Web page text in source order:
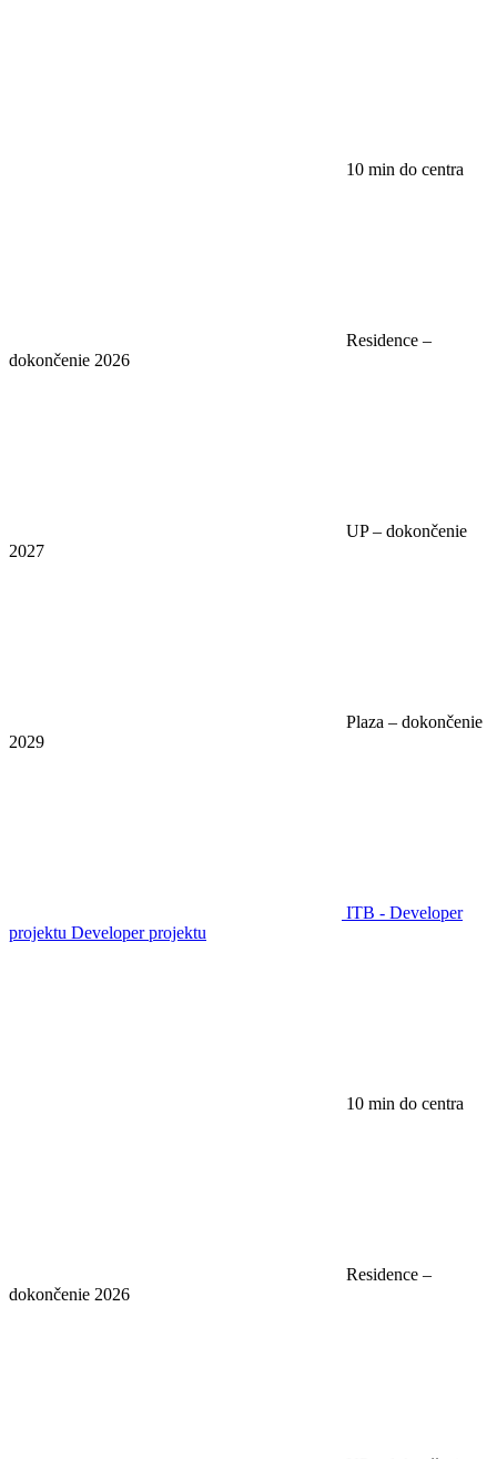
10 min do centra
Residence –
dokončenie 2026
UP – dokončenie
2027
Plaza – dokončenie
2029
ITB - Developer
projektu Developer projektu
10 min do centra
Residence –
dokončenie 2026